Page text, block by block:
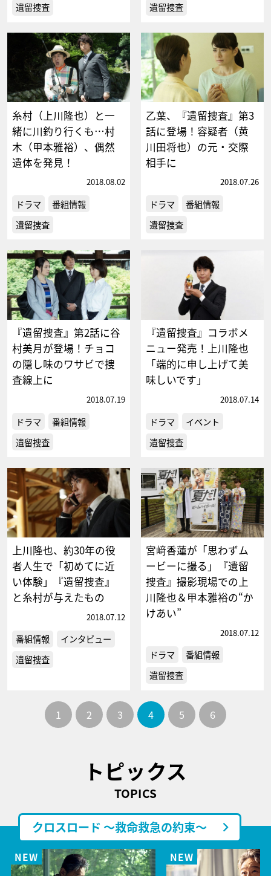
遺留捜査 遺留捜査
糸村（上川隆也）と一
緒に川釣り行くも…村
木（甲本雅裕）、偶然
遺体を発見！
2018.08.02
ドラマ
番組情報
遺留捜査
乙葉、『遺留捜査』第3
話に登場！容疑者（黄
川田将也）の元・交際
相手に
2018.07.26
ドラマ
番組情報
遺留捜査
『遺留捜査』第2話に谷
村美月が登場！チョコ
の隠し味のワサビで捜
査線上に
2018.07.19
ドラマ
番組情報
遺留捜査
『遺留捜査』コラボメ
ニュー発売！上川隆也
「端的に申し上げて美
味しいです」
2018.07.14
ドラマ
イベント
遺留捜査
上川隆也、約30年の役
者人生で「初めてに近
い体験」『遺留捜査』
と糸村が与えたもの
2018.07.12
番組情報
インタビュー
遺留捜査
宮﨑香蓮が「思わずム
ービーに撮る」『遺留
捜査』撮影現場での上
川隆也＆甲本雅裕の“か
けあい”
2018.07.12
ドラマ
番組情報
遺留捜査
1 2 3 4 5 6
トピックス
TOPICS
クロスロード ～救命救急の約束～